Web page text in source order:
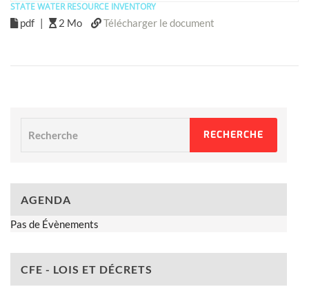
STATE WATER RESOURCE INVENTORY
pdf 2 Mo Télécharger le document
RECHERCHE
AGENDA
Pas de Évènements
CFE - LOIS ET DÉCRETS